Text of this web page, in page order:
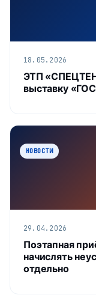
18.05.2026
ЭТП
выставку
НОВОСТИ
29.04.2026
Поэтапная
начислять
отдельно